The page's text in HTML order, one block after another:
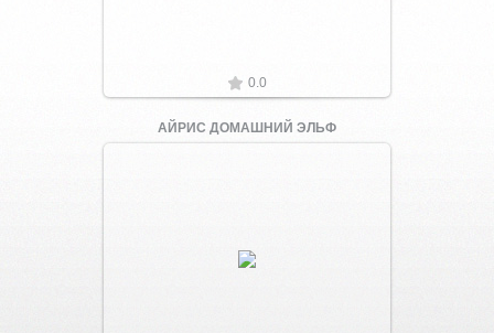
0.0
АЙРИС ДОМАШНИЙ ЭЛЬФ
Увеличить